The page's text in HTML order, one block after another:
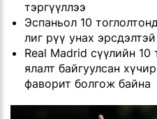
тэргүүллээ
Эспаньол 10
лиг рүү унах
Real Madrid сүүлийн
ялалт байгуулсан
фаворит болгож байна